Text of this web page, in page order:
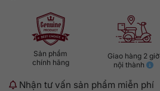
Sản phẩm
chính hãng
Giao hàng 2 giờ
nội thành
Nhận tư vấn sản phẩm miễn phí